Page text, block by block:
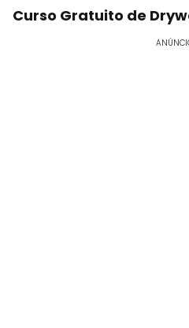
Curso Gratuito de